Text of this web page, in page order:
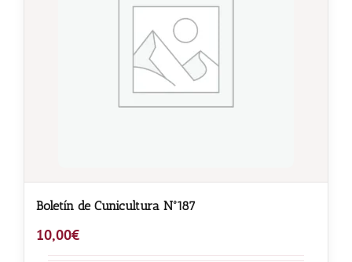
Boletín de Cunicultura Nº187
10,00€